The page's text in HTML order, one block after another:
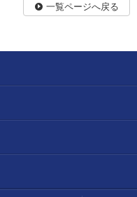
一覧ページへ戻る